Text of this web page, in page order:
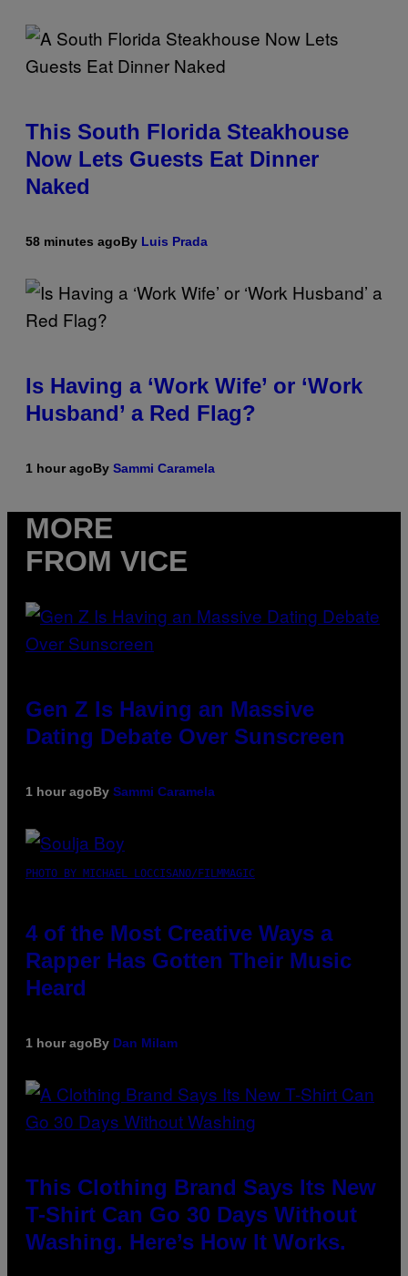
This South Florida Steakhouse
Now Lets Guests Eat Dinner
Naked
58 minutes agoBy Luis Prada
Is Having a ‘Work Wife’ or ‘Work
Husband’ a Red Flag?
1 hour agoBy Sammi Caramela
MORE
FROM VICE
Gen Z Is Having an Massive
Dating Debate Over Sunscreen
1 hour agoBy Sammi Caramela
PHOTO BY MICHAEL LOCCISANO/FILMMAGIC
4 of the Most Creative Ways a
Rapper Has Gotten Their Music
Heard
1 hour agoBy Dan Milam
This Clothing Brand Says Its New
T-Shirt Can Go 30 Days Without
Washing. Here’s How It Works.